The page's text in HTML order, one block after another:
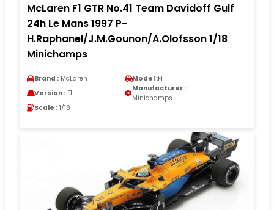
McLaren F1 GTR No.41 Team Davidoff Gulf
24h Le Mans 1997 P-
H.Raphanel/J.M.Gounon/A.Olofsson 1/18
Minichamps
Brand : McLaren Model :F1
Version : F1
Manufacturer :
Minichamps
Scale : 1/18